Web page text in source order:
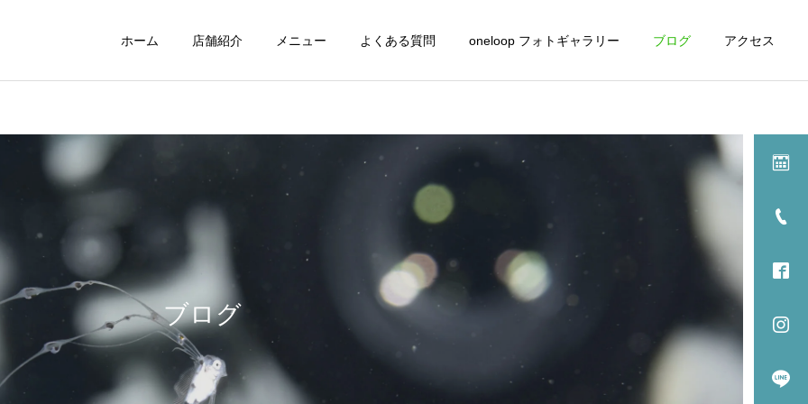
ホーム 店舗紹介 メニュー よくある質問 oneloop フォトギャラリー ブログ アクセス
ブログ